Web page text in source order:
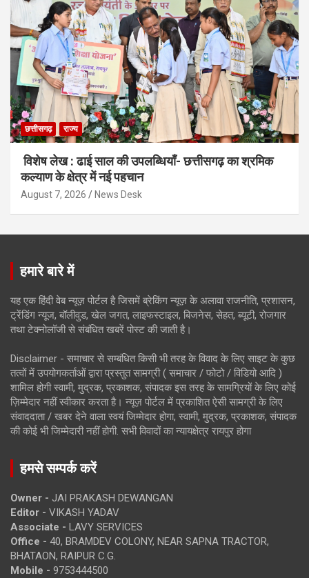
छत्तीसगढ़ राज्य
विशेष लेख : ढाई साल की उपलब्धियाँ- छत्तीसगढ़ का श्रमिक
कल्याण के क्षेत्र में नई पहचान
August 7, 2026 News Desk
हमारे बारे में
यह एक हिंदी वेब न्यूज़ पोर्टल है जिसमें ब्रेकिंग न्यूज़ के अलावा राजनीति, प्रशासन,
ट्रेंडिंग न्यूज, बॉलीवुड, खेल जगत, लाइफस्टाइल, बिजनेस, सेहत, ब्यूटी, रोजगार
तथा टेक्नोलॉजी से संबंधित खबरें पोस्ट की जाती है।
Disclaimer - समाचार से सम्बंधित किसी भी तरह के विवाद के लिए साइट के कुछ
तत्वों में उपयोगकर्ताओं द्वारा प्रस्तुत सामग्री ( समाचार / फोटो / विडियो आदि )
शामिल होगी स्वामी, मुद्रक, प्रकाशक, संपादक इस तरह के सामग्रियों के लिए कोई
ज़िम्मेदार नहीं स्वीकार करता है। न्यूज़ पोर्टल में प्रकाशित ऐसी सामग्री के लिए
संवाददाता / खबर देने वाला स्वयं जिम्मेदार होगा, स्वामी, मुद्रक, प्रकाशक, संपादक
की कोई भी जिम्मेदारी नहीं होगी. सभी विवादों का न्यायक्षेत्र रायपुर होगा
हमसे सम्पर्क करें
Owner - JAI PRAKASH DEWANGAN
Editor - VIKASH YADAV
Associate - LAVY SERVICES
Office - 40, BRAMDEV COLONY, NEAR SAPNA TRACTOR,
BHATAON, RAIPUR C.G.
Mobile - 9753444500